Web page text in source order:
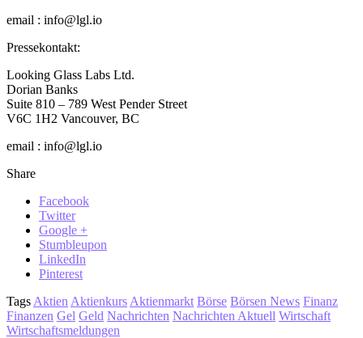
email : info@lgl.io
Pressekontakt:
Looking Glass Labs Ltd.
Dorian Banks
Suite 810 – 789 West Pender Street
V6C 1H2 Vancouver, BC
email : info@lgl.io
Share
Facebook
Twitter
Google +
Stumbleupon
LinkedIn
Pinterest
Tags Aktien Aktienkurs Aktienmarkt Börse Börsen News Finanz
Finanzen Gel Geld Nachrichten Nachrichten Aktuell Wirtschaft
Wirtschaftsmeldungen